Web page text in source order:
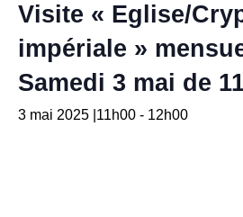
Visite « Eglise/
impériale »
Samedi 3 mai de
3 mai 2025 |11h00 - 12h00